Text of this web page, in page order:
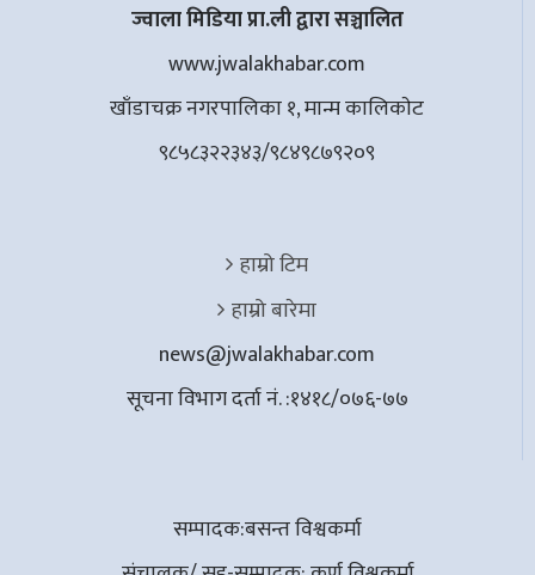
ज्वाला मिडिया प्रा.ली द्वारा सञ्चालित
www.jwalakhabar.com
खाँडाचक्र नगरपालिका १, मान्म कालिकाेट
९८५८३२२३४३/९८४९८७९२०९
हाम्रो टिम
हाम्रो बारेमा
news@jwalakhabar.com
सूचना विभाग दर्ता नं. :१४१८/०७६-७७
सम्पादक:बसन्त विश्वकर्मा